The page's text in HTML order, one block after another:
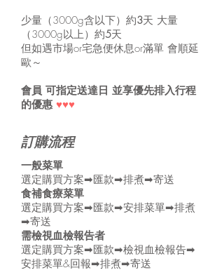
少量（3000g含以下）約3天 大量
（3000g以上）約5天
但如遇市場or宅急便休息or滿單 會順延
歐～
會員 可指定送達日 並享優先排入行程
的優惠 ♥♥♥
訂購流程
一般菜單
選定購買方案➡匯款➡排煮➡寄送
食補食療菜單
選定購買方案➡匯款➡安排菜單➡排煮
➡寄送
需檢視血檢報告者
選定購買方案➡匯款➡檢視血檢報告➡
安排菜單&回報➡排煮➡寄送